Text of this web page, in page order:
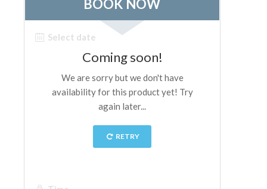
Museo Galileo
Boboli Gardens
The Arnolfo\'s tower
Vasari Corridor
Palazzo Vecchio
Santa Maria Novella